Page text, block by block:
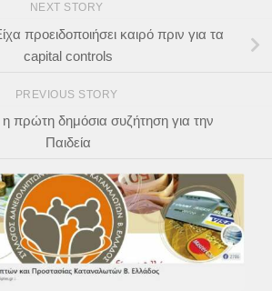
NEXT STORY
προειδοποιήσει καιρό πριν για τα
capital controls
PREVIOUS STORY
πρώτη δημόσια συζήτηση για την
Παιδεία